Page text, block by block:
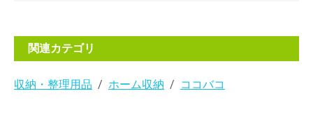
関連カテゴリ
収納・整理用品 ホーム収納 ココバコ